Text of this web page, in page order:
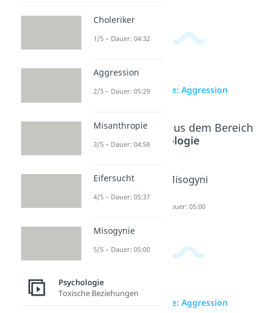
zur Videoseite: Aggression
Beliebte Inhalte aus dem Bereich
Psychologie
Misanthr
opie
Dauer: 04:58
Eifersuch
t
Misogyni
Dauer: 05:00
zur Videoseite: Aggression
Choleriker
1/5 – Dauer: 04:32
Aggression
2/5 – Dauer: 05:29
Misanthropie
3/5 – Dauer: 04:58
Eifersucht
4/5 – Dauer: 05:37
Misogynie
5/5 – Dauer: 05:00
Psychologie
Toxische Beziehungen